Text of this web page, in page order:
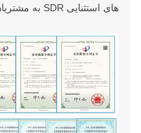
های استثنایی SDR به مشتریان ما.